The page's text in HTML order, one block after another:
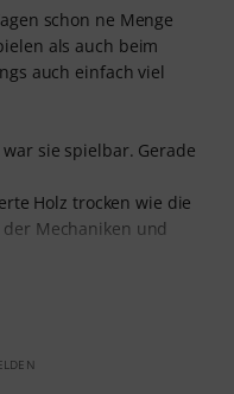
schon ne Menge
als auch beim
auch einfach viel
sie spielbar. Gerade
Holz trocken wie die
Mechaniken und